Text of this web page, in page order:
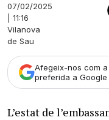
07/02/2025
| 11:16
Vilanova
de Sau
Afegeix-nos com
preferida a Google
L’estat de